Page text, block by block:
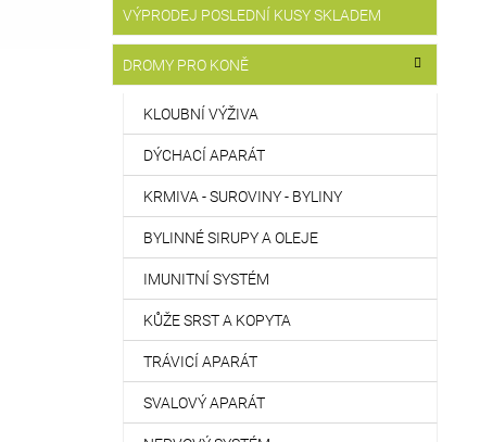
VÝPRODEJ POSLEDNÍ KUSY SKLADEM
DROMY PRO KONĚ
KLOUBNÍ VÝŽIVA
DÝCHACÍ APARÁT
KRMIVA - SUROVINY - BYLINY
BYLINNÉ SIRUPY A OLEJE
IMUNITNÍ SYSTÉM
KŮŽE SRST A KOPYTA
TRÁVICÍ APARÁT
SVALOVÝ APARÁT